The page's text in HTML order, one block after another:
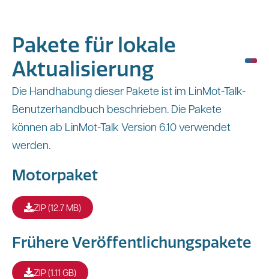
Pakete für lokale
Aktualisierung
Die Handhabung dieser Pakete ist im LinMot-Talk-
Benutzerhandbuch beschrieben. Die Pakete
können ab LinMot-Talk Version 6.10 verwendet
werden.
Motorpaket
ZIP (12.7 MB)
Frühere Veröffentlichungspakete
ZIP (1.11 GB)